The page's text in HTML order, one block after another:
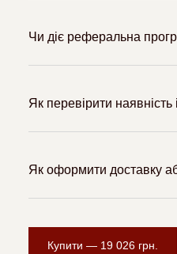
Чи діє реферальна
Як перевірити наявність
Як оформити доставку
Купити — 19 026 грн.